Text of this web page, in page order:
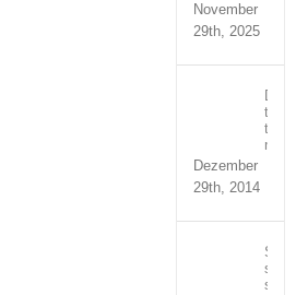
November
29th, 2025
Duis
Dezember
29th, 2014
sed